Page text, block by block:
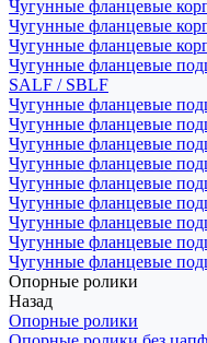
Чугунные фланцевые
Чугунные фланцевые
Чугунные фланцевые
Чугунные фланцевые
SALF / SBLF
Чугунные фланцевые
Чугунные фланцевые
Чугунные фланцевые
Чугунные фланцевые
Чугунные фланцевые
Чугунные фланцевые
Чугунные фланцевые
Чугунные фланцевые
Чугунные фланцевые
Опорные ролики
Назад
Опорные ролики